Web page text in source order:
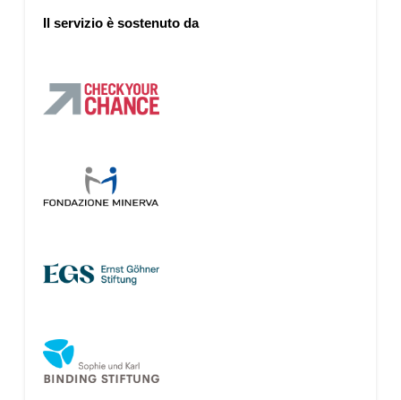
Il servizio è sostenuto da